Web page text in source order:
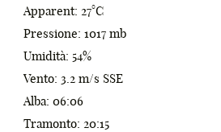
Apparent: 27°C
Pressione: 1017 mb
Umidità: 54%
Vento: 3.2 m/s SSE
Alba: 06:06
Tramonto: 20:15
3
4
5
*
(